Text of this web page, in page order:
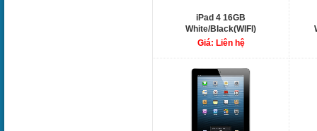
iPad 4 16GB
White/Black(WIFI)
Giá: Liên hệ